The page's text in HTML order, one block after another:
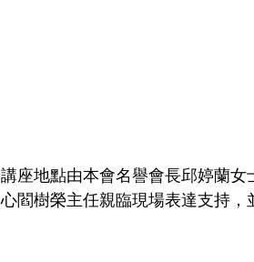
講座地點由本會名譽會長邱婷蘭
心閻樹榮主任親臨現場表達支持，